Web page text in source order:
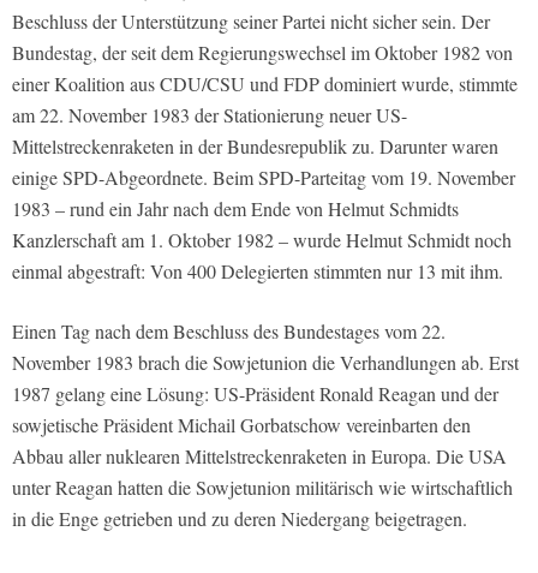
Beschluss der Unterstützung seiner Partei nicht sicher sein. Der
Bundestag, der seit dem Regierungswechsel im Oktober 1982 von
einer Koalition aus CDU/CSU und FDP dominiert wurde, stimmte
am 22. November 1983 der Stationierung neuer US-
Mittelstreckenraketen in der Bundesrepublik zu. Darunter waren
einige SPD-Abgeordnete. Beim SPD-Parteitag vom 19. November
1983 – rund ein Jahr nach dem Ende von Helmut Schmidts
Kanzlerschaft am 1. Oktober 1982 – wurde Helmut Schmidt noch
einmal abgestraft: Von 400 Delegierten stimmten nur 13 mit ihm.
Einen Tag nach dem Beschluss des Bundestages vom 22.
November 1983 brach die Sowjetunion die Verhandlungen ab. Erst
1987 gelang eine Lösung: US-Präsident Ronald Reagan und der
sowjetische Präsident Michail Gorbatschow vereinbarten den
Abbau aller nuklearen Mittelstreckenraketen in Europa. Die USA
unter Reagan hatten die Sowjetunion militärisch wie wirtschaftlich
in die Enge getrieben und zu deren Niedergang beigetragen.